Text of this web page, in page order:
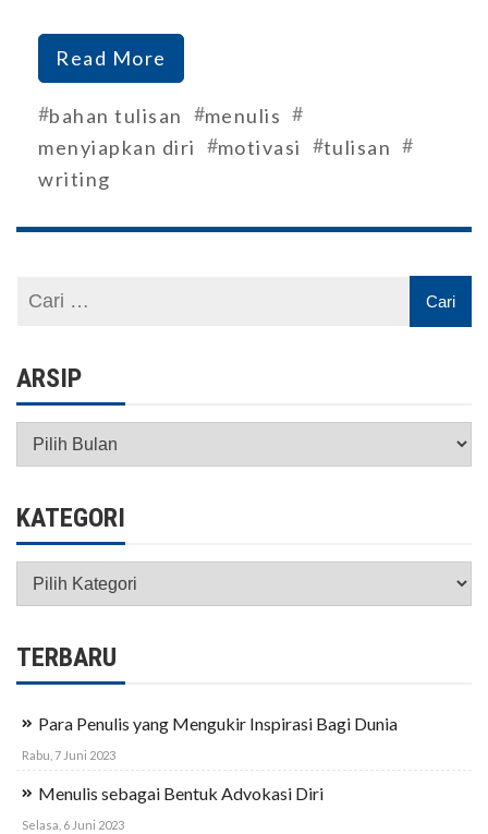
Read More
#bahan tulisan #menulis #
menyiapkan diri #motivasi #tulisan #
writing
ARSIP
Arsip
KATEGORI
Kategori
TERBARU
Para Penulis yang Mengukir Inspirasi Bagi Dunia
Rabu, 7 Juni 2023
Menulis sebagai Bentuk Advokasi Diri
Selasa, 6 Juni 2023